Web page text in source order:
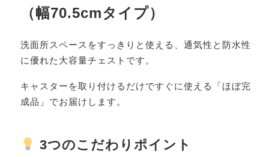
（幅70.5cmタイプ）
洗面所スペースをすっきりと使える、通気性と防水性
に優れた大容量チェストです。
キャスターを取り付けるだけですぐに使える「ほぼ完
成品」でお届けします。
3つのこだわりポイント